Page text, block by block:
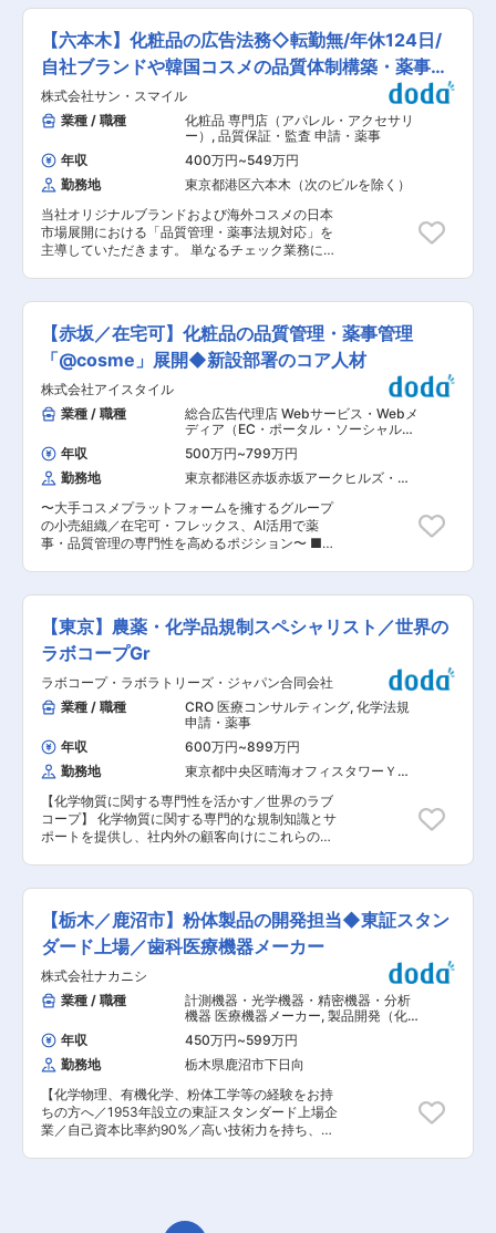
め月2回程度本社にも出勤頂く可能性がございま
す。 ■「MiMC」について： 石けんで落とせるオ
ーガニックコスメブランド「MiMC」は”自然の力
で女性たちの本来の輝きを引き出す”をコンセプ
トにひとりの女性科学者（代表取締役）によって
誕生しました。天然原料はニュアンスのあるカラ
ーや質感を出すのが難しいと言われ、色作りには
時間がかかりますが、何度も何度も試作を重ね、
完成したカラーはくすまない発色と多彩な質感が
強みです。また、中でも人気の高い「ミネラルリ
キッドリーファンデーション」は複数の女性誌に
おいて「ベストコスメ」を受賞し、話題のアイテ
ムとなっております。 ■求める人物像： まだま
し、共にブランドを育てていける仲間を求めてい
ます。 楽しみながらチャレンジできる人、変化を
たいと考えております。 変更の範囲：会社の定め
る業務
方開発部門における品質保証に係る業務をお任せ
します。 ・薬機法に基づく化粧品の許可申請や表
示のチェック、製造品質確認、許可申請や仕様確
認、その他製品の官能評価試験、サンプル・ラベ
ルチェックなどの業務をお任せします。 ■業務詳
細： ・品質保証(試作品の官能評価、モニターテ
スト実施) ・化粧品製造販売許可の取得、維持 ・
国内外薬機法対応(申請書類等の作成・管理・届
出) ・パッケージ等の校正確認/全成分表の作成 ・
各種検査対応(原料検査、資材検査、菌検査な
ど)、出荷判定 ・マスター登録（商品情報、原料
情報など） ・クレーム調査/対応 ■『SHIRO』で
扱う製品 ・スキンケア/メイクアップ/ヘアケア/フ
レグランス/ホームケア（柔軟剤等）など幅広く扱
います。 ・一般的な化粧品とは異なり、SHIROは
自然素材がもとになる原材料を使います。 ・「商
も扱うため、品質保証の業務としては原料寄りの
上流業務にも携わります。 ※実際に素材選定をす
るのは、ブランドファウンダーの会長が対応する
ことが多いです。 ■『SHIRO』について 「自分
たちが毎日使いたいものをつくる」というシンプ
ルな想いからスタートしたコスメティックブラン
ドです。自社内に開発から販売まですべての機能
を持っていることも特徴の一つです。 栄養価は高
いが硬くて食用にならない「がごめ昆布」を水に
浸して抽出した“強いとろみ”を持つ美容液や、細
さや虫食いにより8割も廃棄されていた「ラワン
ぶき」を切ったときに茎から滴る水を詰めた化粧
水など、厳しい自然が育んだ素材のちからを最大
ティナブル消費」にも強いインパクトを与えてい
ます。 変更の範囲：会社の定める業務
【六本木】化粧品の広告法務◇転勤無/年休124日/
自社ブランドや韓国コスメの品質体制構築・薬事管
理◎
株式会社サン・スマイル
業種 / 職種
化粧品 専門店（アパレル・アクセサリ
ー） , 品質保証・監査 申請・薬事
年収
400万円~549万円
勤務地
東京都港区六本木（次のビルを除く）
当社オリジナルブランドおよび海外コスメの日本
市場展開における「品質管理・薬事法規対応」を
主導していただきます。 単なるチェック業務に留
など、ブランドの信頼性と競争力を高める司令塔
としての役割を期待しています。 ■ 職務詳細 薬
機法、景品表示法、特商法等の法規に基づいた広
告法務・審査をお任せすることを想定しておりま
す。 具体的には 広告・LP審査： 自社制作のWEB
広告やランディングページの内容確認 審査フロー
の構築・運用： スピーディーかつ正確なチェック
体制の整備 代替案の提案： 審査NG時の修正案
や、訴求力を維持した表現の検討 社内啓蒙： 法
改正に伴う基準策定、広告担当者へのアドバイ
ス・相談対応 外部連携： 行政や外部機関への照
会、最新情報のキャッチアップ ■業務の魅力：
「品質の番人」かつ「攻めの薬事」として、製品
の信頼性と市場競争力を高め、ブランド成長に直
接貢献できるポジションです。 ■就業環境：年休
124日、土日祝休み、服装自由、産育休・時短制
証グロース上場）に参画。SNS・インフルエンサ
ーマーケに強みを持つ同社と、小売業界で深い知
見を持つサン・スマイルのシナジーにより、さら
なる事業拡大を目指します。海外の香水を販売す
る輸入商社としてスタートし化粧品、雑貨へと自
社ブランドを拡大。取引先も順調に増え、売り上
げ高は、2012年に67憶円から2025年は136億円
まで拡大しました。 変更の範囲：会社の定める業
務
【赤坂／在宅可】化粧品の品質管理・薬事管理
「@cosme」展開◆新設部署のコア人材
株式会社アイスタイル
業種 / 職種
総合広告代理店 Webサービス・Webメ
ディア（EC・ポータル・ソーシャル）
法務 品質管理（化粧品・トイレタリ
ー） 申請・薬事
年収 500万円~799万円
勤務地
東京都港区赤坂赤坂アークヒルズ・ア
〜大手コスメプラットフォームを擁するグループ
の小売組織／在宅可・フレックス、AI活用で薬
事・品質管理の専門性を高めるポジション〜 ■業
としての業務をお任せいたします。 ※入社後、株
式会社アイスタイルリテールへ在籍出向となりま
す。 ■具体的な業務内容： ・商品ページ、広
告、店頭POP、LIVE配信等の各種クリエイティブ
のリーガルチェック（薬機法、景表法、特商法な
ど） ・違反リスクを回避しつつ、商品の訴求力を
落とさない「代替表現（言い換え案）」の提案・
作成 ・社内向け薬機法・景表法ガイドラインの策
定・アップデート ・新設グループ内のメンバーへ
のナレッジ共有 ・自分の専門知識をAIの仕組み
（プロンプトや辞書）に落とし込み、属人化を解
消する ■業務の魅力： ・新設部署のコアメンバ
ーとして組織の立ち上げフェーズから関わること
ができます。 ・ご自身の知識を活かして「売れる
訴求」を形にする、マーケティングに直結した面
白さがあります。 ・AIを使いこなして育てる側の
について： アイスタイルグループの中で店舗
（@cosme STORE）とEC（@cosme
SHOPPING）の小売り機能を持ち、エンドユーザ
ー様から直接売上を上げるビジネスを行っている
組織です。 その中で、リテール品質管理グループ
はリテール領域（店舗/EC）における様々な商品
の魅力を最大化しつつ、法令を遵守できるかを関
連部署と伴走しながら考えていく組織になりま
す。 変更の範囲：会社の定める業務
【東京】農薬・化学品規制スペシャリスト／世界の
ラボコープGr
ラボコープ・ラボラトリーズ・ジャパン合同会社
業種 / 職種
CRO 医療コンサルティング, 化学法規
申請・薬事
年収
600万円~899万円
勤務地
東京都中央区晴海オフィスタワーＹ
【化学物質に関する専門性を活かす／世界のラブ
コープ】 化学物質に関する専門的な規制知識とサ
ポートを提供し、社内外の顧客向けにこれらの材
職務は、高品質な規制専門知識の提供を通じて部
門収益目標の達成に貢献します。 規制コンサルタ
ントとして、規制プロジェクト管理への積極的貢
献と高水準での遂行により顧客価値を創造し、ラ
ボコープを最高の取引先とする役割を担います。
■主な職務： 高水準の規制文書の作成および提出
（以下を含むがこれらに限定されない） ・CSCL
の習得およびサポート（30%） ・規制の理解 ・
物質に応じた戦略の策定、照会段階での助言 ・ク
ライアントおよび国内研究所との連携 ・主要な試
験種別からの技術的成果物の理解 ・当局との結
果・戦略交渉 ・ドシエ作成及び要約作成 ・必要
に応じた科学会議への参加及びチーム支援
（10%） ・EU、英国、韓国拠点チームと連携し
たEU、英国、韓国REACH業務支援。規制理解及
び登録業務に関する助言。日本における登録・登
を用いた調査及び文献レビュー報告書の制作
【栃木／鹿沼市】粉体製品の開発担当◆東証スタン
ダード上場／歯科医療機器メーカー
株式会社ナカニシ
業種 / 職種
計測機器・光学機器・精密機器・分析
機器 医療機器メーカー, 製品開発（化
粧品・トイレタリー） 申請・薬事
年収 450万円~599万円
勤務地
栃木県鹿沼市下日向
【化学物理、有機化学、粉体工学等の経験をお持
ちの方へ／1953年設立の東証スタンダード上場企
業／自己資本比率約90%／高い技術力を持ち、落
■当社について： 創業以来、時代をリードする